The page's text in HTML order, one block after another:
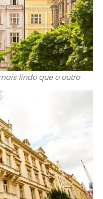
lindo que o outro